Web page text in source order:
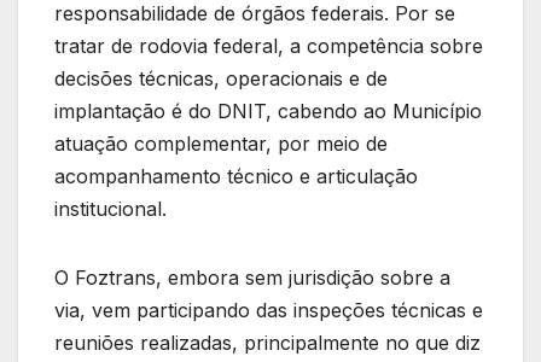
responsabilidade de órgãos federais. Por se
tratar de rodovia federal, a competência sobre
decisões técnicas, operacionais e de
implantação é do DNIT, cabendo ao Município
atuação complementar, por meio de
acompanhamento técnico e articulação
institucional.
O Foztrans, embora sem jurisdição sobre a
via, vem participando das inspeções técnicas e
reuniões realizadas, principalmente no que diz